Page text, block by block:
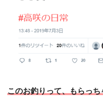
このお釣りって、もらっ